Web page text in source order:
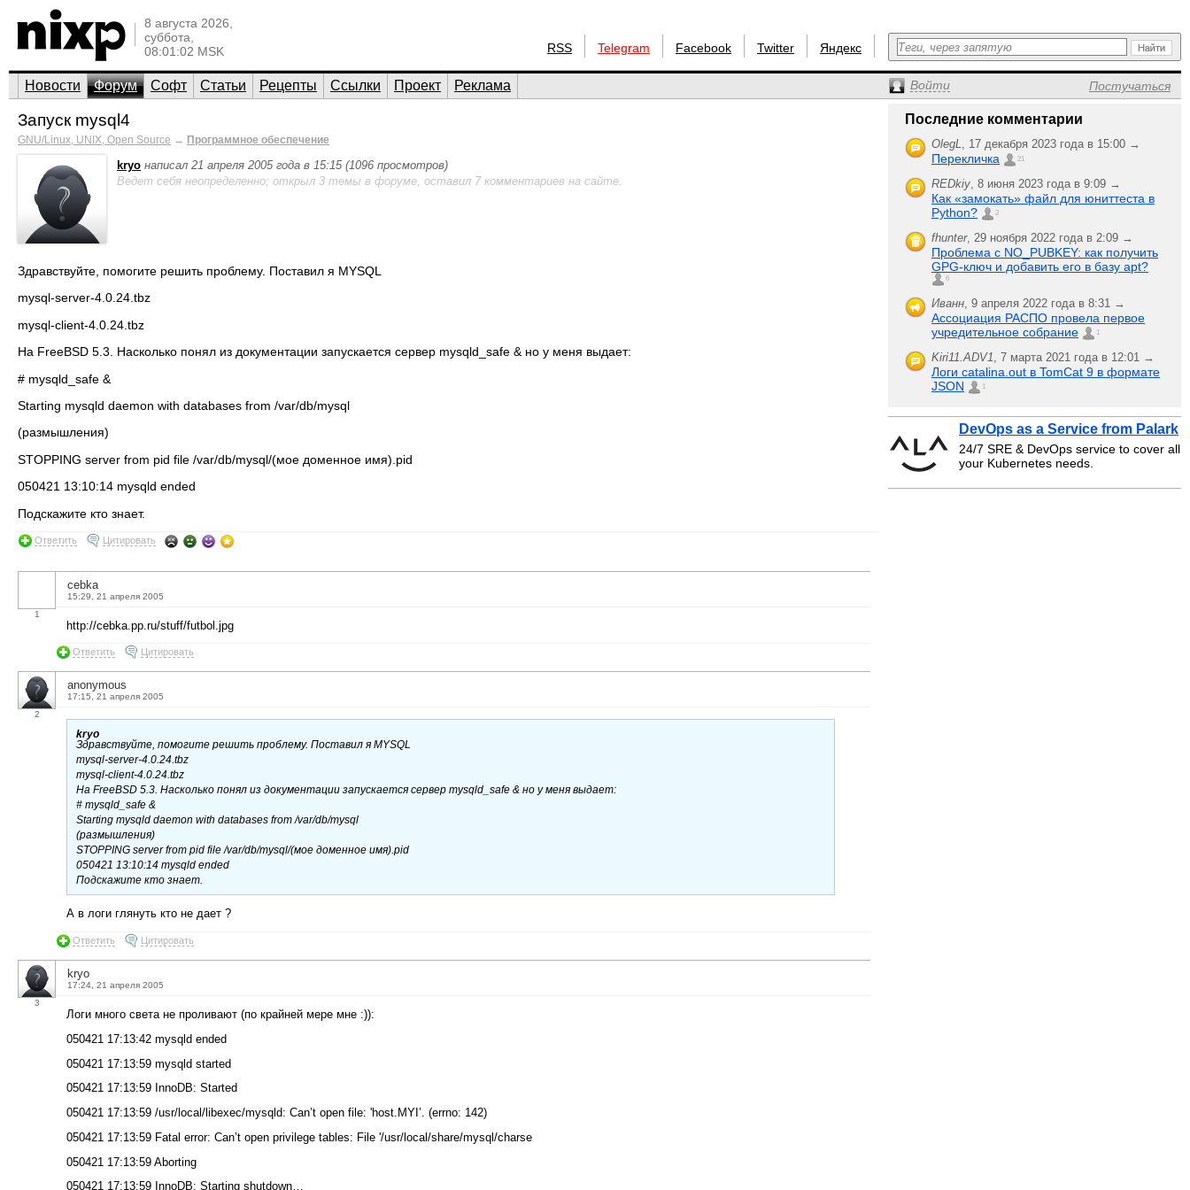
8 августа 2026,
суббота,
08:01:02 MSK
RSS Telegram Facebook Twitter Яндекс
Новости Форум Софт Статьи Рецепты Ссылки Проект Реклама Войти Постучаться
Запуск mysql4
GNU/Linux, UNIX, Open Source → Программное обеспечение
kryo написал 21 апреля 2005 года в 15:15 (1096 просмотров)
Ведет себя неопределенно; открыл 3 темы в форуме, оставил 7 комментариев на сайте.
Здравствуйте, помогите решить проблему. Поставил я MYSQL
mysql-server-4.0.24.tbz
mysql-client-4.0.24.tbz
На FreeBSD 5.3. Насколько понял из документации запускается сервер mysqld_safe & но у меня выдает:
# mysqld_safe &
Starting mysqld daemon with databases from /var/db/mysql
(размышления)
STOPPING server from pid file /var/db/mysql/(мое доменное имя).pid
050421 13:10:14 mysqld ended
Подскажите кто знает.
Ответить Цитировать
1
cebka
15:29, 21 апреля 2005
http://cebka.pp.ru/stuff/futbol.jpg
Ответить Цитировать
2
anonymous
17:15, 21 апреля 2005
kryo
Здравствуйте, помогите решить проблему. Поставил я MYSQL
mysql-server-4.0.24.tbz
mysql-client-4.0.24.tbz
На FreeBSD 5.3. Насколько понял из документации запускается сервер mysqld_safe & но у меня выдает:
# mysqld_safe &
Starting mysqld daemon with databases from /var/db/mysql
(размышления)
STOPPING server from pid file /var/db/mysql/(мое доменное имя).pid
050421 13:10:14 mysqld ended
Подскажите кто знает.
А в логи глянуть кто не дает ?
Ответить Цитировать
3
kryo
17:24, 21 апреля 2005
Логи много света не проливают (по крайней мере мне :)):
050421 17:13:42 mysqld ended
050421 17:13:59 mysqld started
050421 17:13:59 InnoDB: Started
050421 17:13:59 /usr/local/libexec/mysqld: Can’t open file: 'host.MYI’. (errno: 142)
050421 17:13:59 Fatal error: Can’t open privilege tables: File '/usr/local/share/mysql/charse
050421 17:13:59 Aborting
050421 17:13:59 InnoDB: Starting shutdown…
Последние комментарии
OlegL, 17 декабря 2023 года в 15:00 →
Перекличка 21
REDkiy, 8 июня 2023 года в 9:09 →
Как «замокать» файл для юниттеста в
Python?
2
fhunter, 29 ноября 2022 года в 2:09 →
Проблема с NO_PUBKEY: как получить
GPG-ключ и добавить его в базу apt?
6
Иванн, 9 апреля 2022 года в 8:31 →
Ассоциация РАСПО провела первое
учредительное собрание
1
Kiri11.ADV1, 7 марта 2021 года в 12:01 →
Логи catalina.out в TomCat 9 в формате
JSON
1
DevOps as a Service from Palark
24/7 SRE & DevOps service to cover all
your Kubernetes needs.